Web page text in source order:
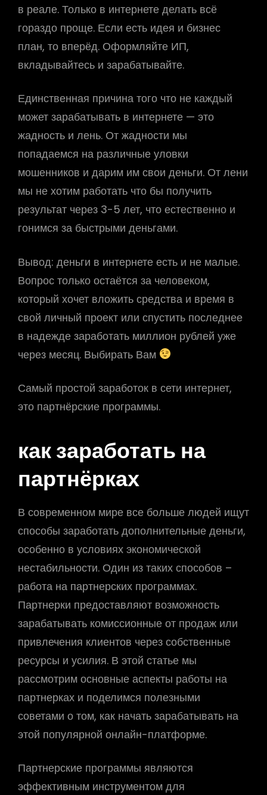
в реале. Только в интернете делать всё
гораздо проще. Если есть идея и бизнес
план, то вперёд. Оформляйте ИП,
вкладывайтесь и зарабатывайте.
Единственная причина того что не каждый
может зарабатывать в интернете — это
жадность и лень. От жадности мы
попадаемся на различные уловки
мошенников и дарим им свои деньги. От лени
мы не хотим работать что бы получить
результат через 3-5 лет, что естественно и
гонимся за быстрыми деньгами.
Вывод: деньги в интернете есть и не малые.
Вопрос только остаётся за человеком,
который хочет вложить средства и время в
свой личный проект или спустить последнее
в надежде заработать миллион рублей уже
через месяц. Выбирать Вам
Самый простой заработок в сети интернет,
это партнёрские программы.
как заработать на
партнёрках
В современном мире все больше людей ищут
способы заработать дополнительные деньги,
особенно в условиях экономической
нестабильности. Один из таких способов –
работа на партнерских программах.
Партнерки предоставляют возможность
зарабатывать комиссионные от продаж или
привлечения клиентов через собственные
ресурсы и усилия. В этой статье мы
рассмотрим основные аспекты работы на
партнерках и поделимся полезными
советами о том, как начать зарабатывать на
этой популярной онлайн-платформе.
Партнерские программы являются
эффективным инструментом для